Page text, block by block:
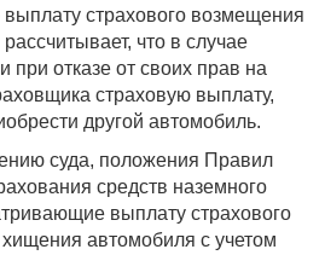
страхового возмещения
что в случае
отказе от своих прав на
страховую выплату,
другой автомобиль.
суда, положения Правил
средств наземного
выплату страхового
автомобиля с учетом